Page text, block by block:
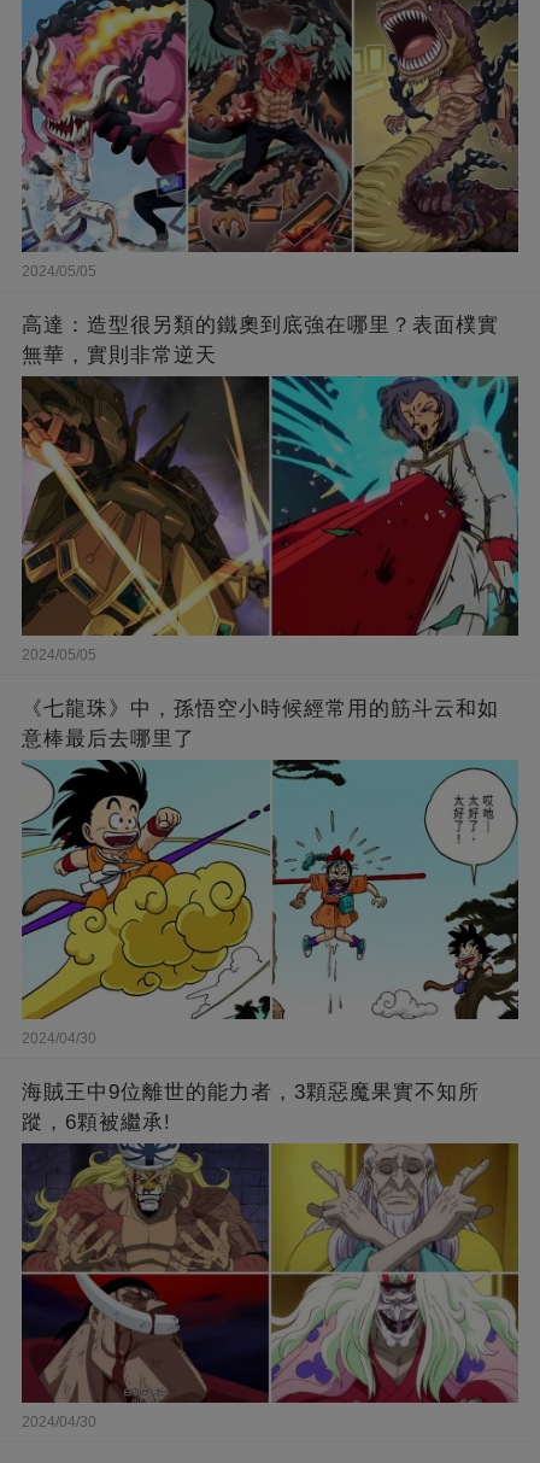
2024/05/05
高達：造型很另類的鐵奧到底強在哪里？表面樸實
無華，實則非常逆天
2024/05/05
《七龍珠》中，孫悟空小時候經常用的筋斗云和如
意棒最后去哪里了
2024/04/30
海賊王中9位離世的能力者，3顆惡魔果實不知所
蹤，6顆被繼承!
2024/04/30